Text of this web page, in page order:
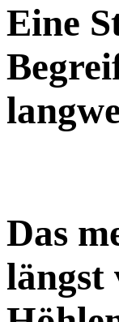
Eine
Das
längst